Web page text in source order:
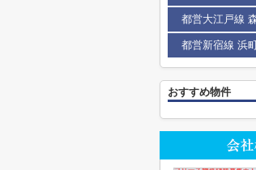
都営大江戸線
都営新宿線 浜
おすすめ物件